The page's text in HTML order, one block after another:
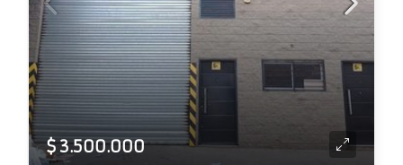
$ 3.500.000